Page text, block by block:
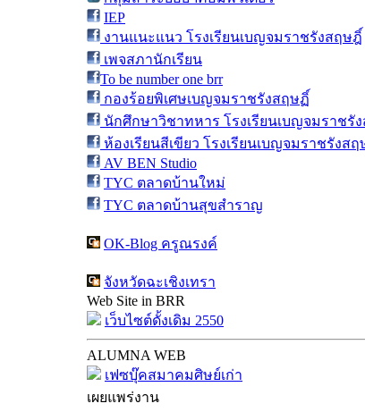
IEP
งานแนะแนว โรงเรียนเบญจมราชรังสฤษฎิ์
เพจสภานักเรียน
To be number one brr
กองร้อยพิเศษเบญจมราชรังสฤษฏิ์
นักศึกษาวิชาทหาร โรงเรียนเบญจมราชรั
ห้องเรียนสีเขียว โรงเรียนเบญจมราชรังสฤ
AV BEN Studio
TYC ตลาดบ้านใหม่
TYC ตลาดบ้านสุขสำราญ
OK-Blog ครูณรงค์
จังหวัดฉะเชิงเทรา
Web Site in BRR
เว็บไซต์ดั้งเดิม 2550
ALUMNA WEB
เฟซบุ๊คสมาคมศิษย์เก่า
เผยแพร่งาน